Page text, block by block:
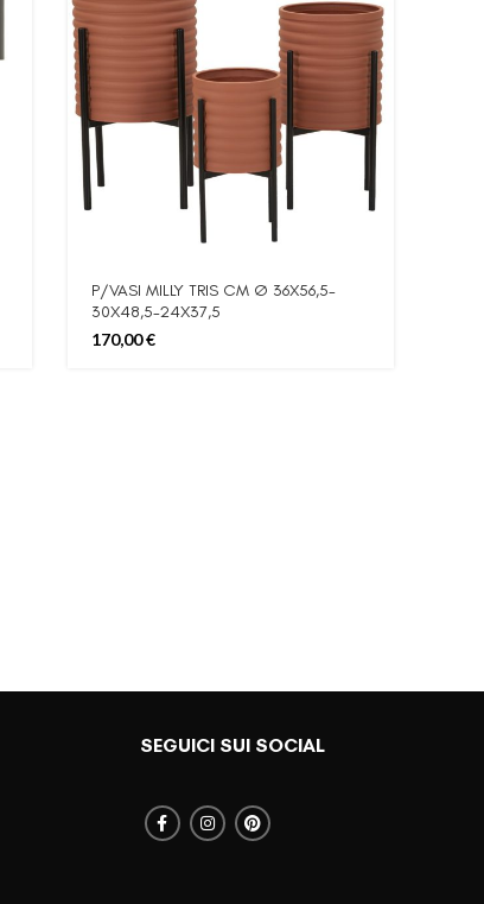
P/VASI MILLY TRIS CM Ø 36X56,5-
30X48,5-24X37,5
170,00€
SEGUICI SUI SOCIAL